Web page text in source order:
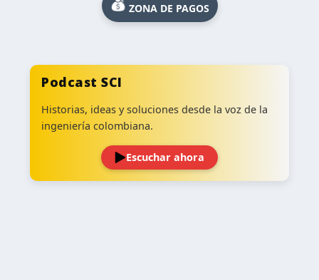
ZONA DE PAGOS
Podcast SCI
Historias, ideas y soluciones desde la voz de la
ingeniería colombiana.
Escuchar ahora